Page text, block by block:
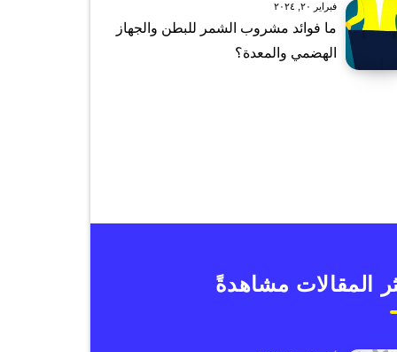
فبراير ٢٠, ٢٠٢٤
ما فوائد مشروب الشمر للبطن والجهاز
الهضمي والمعدة؟
المقالات مشاهدةً